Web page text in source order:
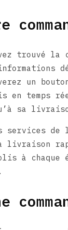
trouvé la
un
temps
sa
services de
livraison
à chaque